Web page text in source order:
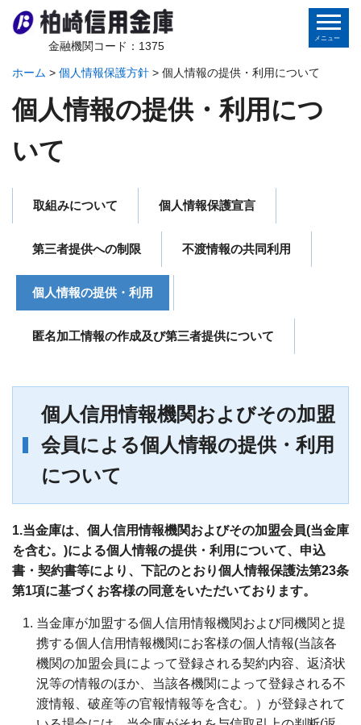
金融機関コード：1375
金庫から皆様へ
地域の皆様へ
インターネットバンキング
ホーム > 個人情報保護方針 > 個人情報の提供・利用について
個人情報の提供・利用につ
いて
取組みについて 個人情報保護宣言
第三者提供への制限 不渡情報の共同利用
個人情報の提供・利用
匿名加工情報の作成及び第三者提供について
個人信用情報機関およびその加盟
会員による個人情報の提供・利用
について
1.当金庫は、個人信用情報機関およびその加盟会員(当金庫
を含む。)による個人情報の提供・利用について、申込
書・契約書等により、下記のとおり個人情報保護法第23条
第1項に基づくお客様の同意をいただいております。
当金庫が加盟する個人信用情報機関および同機関と提
携する個人信用情報機関にお客様の個人情報(当該各
機関の加盟会員によって登録される契約内容、返済状
況等の情報のほか、当該各機関によって登録される不
渡情報、破産等の官報情報等を含む。）が登録されて